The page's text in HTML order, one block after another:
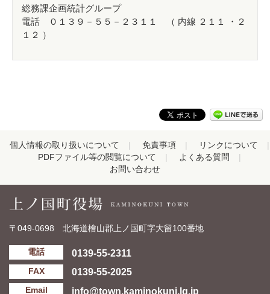
総務課企画統計グループ
電話 ０１３９－５５－２３１１ （ 内線 ２１１ ・２
１２ ）
個人情報の取り扱いについて 免責事項
リンクについて
PDFファイル等の閲覧について
よくある質問
お問い合わせ
〒049-0698 北海道檜山郡上ノ国町字大留100番地
電話 0139-55-2311
FAX 0139-55-2025
Email info@town.kaminokuni.lg.jp